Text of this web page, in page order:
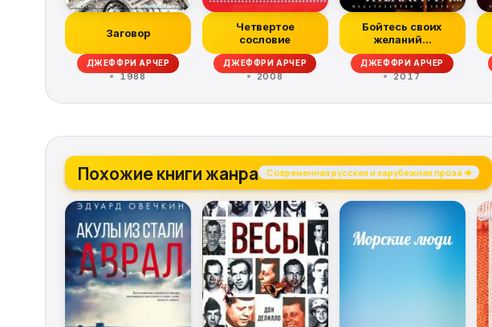
Заговор
ДЖЕФФРИ АРЧЕР
1988
Четвертое
сословие
ДЖЕФФРИ АРЧЕР
2008
Бойтесь своих
желаний…
ДЖЕФФРИ АРЧЕР
2017
Похожие книги жанра Современная русская и зарубежная проза →